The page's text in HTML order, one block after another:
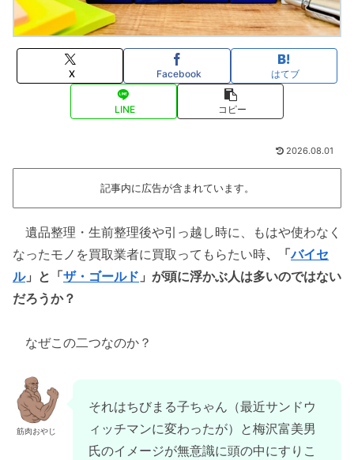
X Facebook はてブ
LINE コピー
2026.08.01
記事内に広告が含まれています。
遺品整理・生前整理後や引っ越し時に、もはや使わなく
なったモノを買取業者に買取ってもらたい時、「バイセ
ル」と「ザ・ゴールド 」が頭に浮かぶ人は多いのではない
だろうか？
なぜこの二つなのか？
筋肉おやじ
それはちびまる子ちゃん（最近サンドウ
ィッチマンに変わったが）と梅沢富美男
氏のイメージが無意識に頭の中にすりこ